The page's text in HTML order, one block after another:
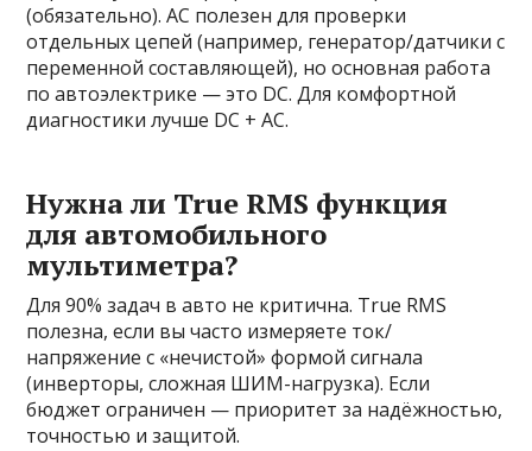
(обязательно). AC полезен для проверки
отдельных цепей (например, генератор/датчики с
переменной составляющей), но основная работа
по автоэлектрике — это DC. Для комфортной
диагностики лучше DC + AC.
Нужна ли True RMS функция
для автомобильного
мультиметра?
Для 90% задач в авто не критична. True RMS
полезна, если вы часто измеряете ток/
напряжение с «нечистой» формой сигнала
(инверторы, сложная ШИМ-нагрузка). Если
бюджет ограничен — приоритет за надёжностью,
точностью и защитой.